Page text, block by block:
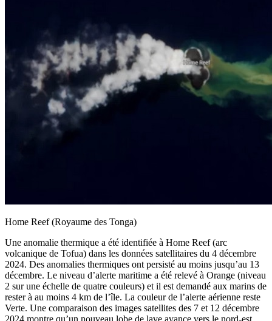
Home Reef (Royaume des Tonga)
Une anomalie thermique a été identifiée à Home Reef (arc
volcanique de Tofua) dans les données satellitaires du 4 décembre
2024. Des anomalies thermiques ont persisté au moins jusqu’au 13
décembre. Le niveau d’alerte maritime a été relevé à Orange (niveau
2 sur une échelle de quatre couleurs) et il est demandé aux marins de
rester à au moins 4 km de l’île. La couleur de l’alerte aérienne reste
Verte. Une comparaison des images satellites des 7 et 12 décembre